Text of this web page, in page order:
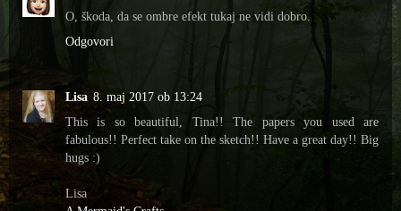
O, škoda, da se ombre efekt tukaj ne vidi dobro.
Odgovori
Lisa 8. maj 2017 ob 13:24
This is so beautiful, Tina!! The papers you used are
fabulous!! Perfect take on the sketch!! Have a great day!! Big
hugs :)
Lisa